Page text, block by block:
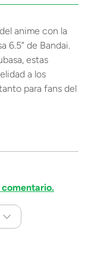
anime con la
6.5” de Bandai.
estas
a los
para fans del
comentario.